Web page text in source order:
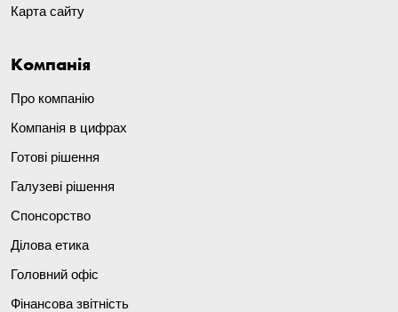
Карта сайту
Компанія
Про компанію
Компанія в цифрах
Готові рішення
Галузеві рішення
Спонсорство
Ділова етика
Головний офіс
Фінансова звітність